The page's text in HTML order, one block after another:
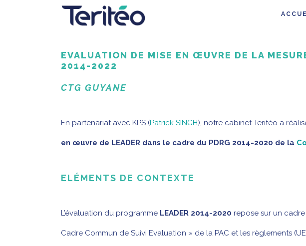
EVALUATION DE MISE EN ŒUVRE DE LA
2014-2022
CTG GUYANE
En partenariat avec KPS (Patrick SINGH), notre cabinet Teritéo a
en œuvre de LEADER dans le cadre du PDRG 2014-2020 de la
ELÉMENTS DE CONTEXTE
L’évaluation du programme LEADER 2014-2020 repose sur un
Cadre Commun de Suivi Evaluation » de la PAC et les règlements